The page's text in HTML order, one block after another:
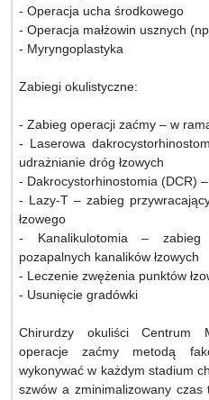
- Operacja ucha środkowego
- Operacja małżowin usznych
- Myryngoplastyka
Zabiegi okulistyczne:
- Zabieg operacji zaćmy – w
- Laserowa
udrażnianie dróg łzowych
- Dakrocystorhinostomia (DCR)
- Lazy-T – zabieg
łzowego
- Kanalikulotomia – zabieg
pozapalnych kanalików łzowych
- Leczenie zwężenia punktów
- Usunięcie gradówki
Chirurdzy okuliści Centrum
operacje zaćmy metodą
wykonywać w każdym stadium
szwów a zminimalizowany